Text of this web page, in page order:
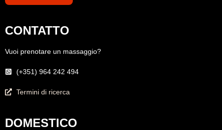
CONTATTO
Vuoi prenotare un massaggio?
(+351) 964 242 494
Termini di ricerca
DOMESTICO